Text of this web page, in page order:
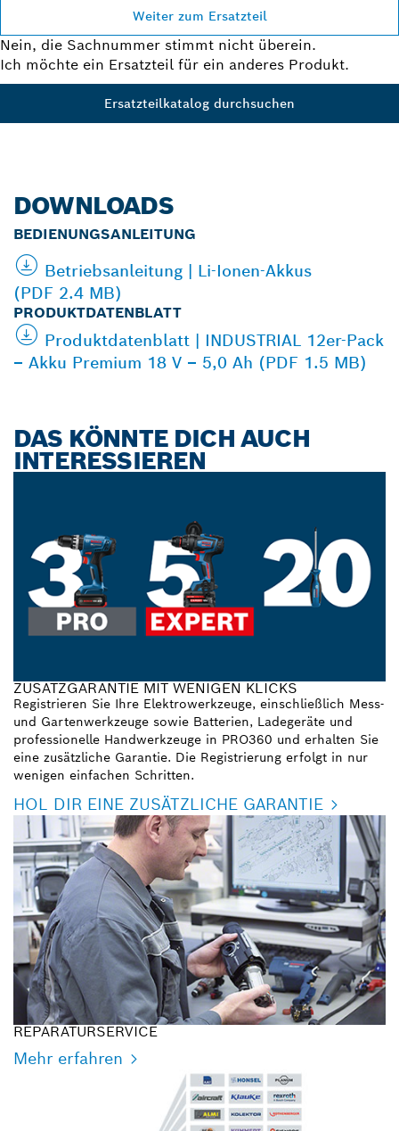
Weiter zum Ersatzteil
Nein, die Sachnummer stimmt nicht überein.
Ich möchte ein Ersatzteil für ein anderes Produkt.
Ersatzteilkatalog durchsuchen
DOWNLOADS
BEDIENUNGSANLEITUNG
Betriebsanleitung | Li-Ionen-Akkus
(PDF 2.4 MB)
PRODUKTDATENBLATT
Produktdatenblatt | INDUSTRIAL 12er-Pack
– Akku Premium 18 V – 5,0 Ah (PDF 1.5 MB)
DAS KÖNNTE DICH AUCH
INTERESSIEREN
ZUSATZGARANTIE MIT WENIGEN KLICKS
Registrieren Sie Ihre Elektrowerkzeuge, einschließlich Mess-
und Gartenwerkzeuge sowie Batterien, Ladegeräte und
professionelle Handwerkzeuge in PRO360 und erhalten Sie
eine zusätzliche Garantie. Die Registrierung erfolgt in nur
wenigen einfachen Schritten.
HOL DIR EINE ZUSÄTZLICHE GARANTIE
REPARATURSERVICE
Mehr erfahren